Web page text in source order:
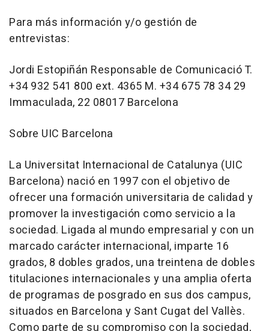
Para más información y/o gestión de
entrevistas:
Jordi Estopiñán Responsable de Comunicació T.
+34 932 541 800 ext. 4365 M. +34 675 78 34 29
Immaculada, 22 08017 Barcelona
Sobre UIC Barcelona
La Universitat Internacional de Catalunya (UIC
Barcelona) nació en 1997 con el objetivo de
ofrecer una formación universitaria de calidad y
promover la investigación como servicio a la
sociedad. Ligada al mundo empresarial y con un
marcado carácter internacional, imparte 16
grados, 8 dobles grados, una treintena de dobles
titulaciones internacionales y una amplia oferta
de programas de posgrado en sus dos campus,
situados en Barcelona y Sant Cugat del Vallès.
Como parte de su compromiso con la sociedad,